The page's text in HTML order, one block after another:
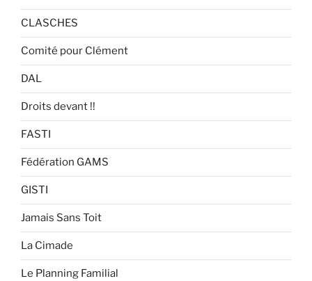
CLASCHES
Comité pour Clément
DAL
Droits devant !!
FASTI
Fédération GAMS
GISTI
Jamais Sans Toit
La Cimade
Le Planning Familial